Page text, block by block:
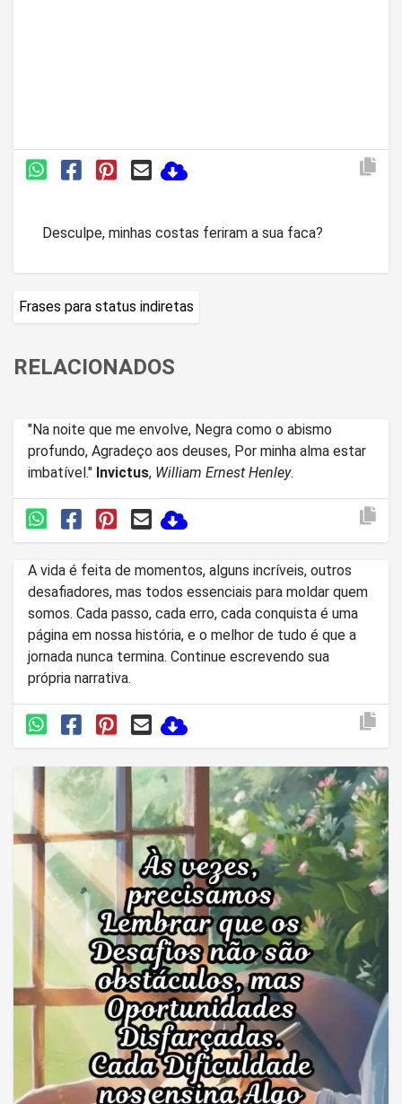
Desculpe, minhas costas feriram a sua faca?
Frases para status indiretas
RELACIONADOS
"Na noite que me envolve, Negra como o abismo
profundo, Agradeço aos deuses, Por minha alma estar
imbatível." Invictus, William Ernest Henley.
A vida é feita de momentos, alguns incríveis, outros
desafiadores, mas todos essenciais para moldar quem
somos. Cada passo, cada erro, cada conquista é uma
página em nossa história, e o melhor de tudo é que a
jornada nunca termina. Continue escrevendo sua
própria narrativa.